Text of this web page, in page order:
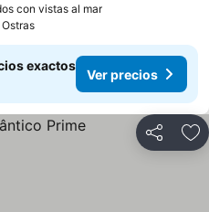
con vistas al marVer precios
exactos
Ver precios
Compartir